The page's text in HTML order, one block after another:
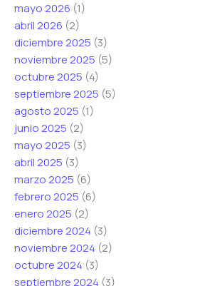
mayo 2026 (1)
abril 2026 (2)
diciembre 2025 (3)
noviembre 2025 (5)
octubre 2025 (4)
septiembre 2025 (5)
agosto 2025 (1)
junio 2025 (2)
mayo 2025 (3)
abril 2025 (3)
marzo 2025 (6)
febrero 2025 (6)
enero 2025 (2)
diciembre 2024 (3)
noviembre 2024 (2)
octubre 2024 (3)
septiembre 2024 (3)